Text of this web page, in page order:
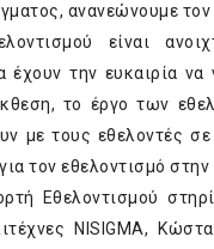
ανανεώνουμε
είναι
έχουν την ευκαιρία
το έργο των
με τους εθελοντές σε
τον εθελοντισμό
Εθελοντισμού
NISIGMA,